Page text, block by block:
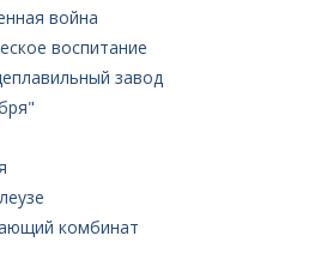
война
воспитание
завод
комбинат